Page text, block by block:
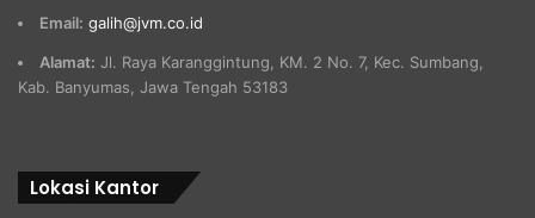
Email: galih@jvm.co.id
Alamat: Jl. Raya Karanggintung, KM. 2 No. 7, Kec. Sumbang,
Kab. Banyumas, Jawa Tengah 53183
Lokasi Kantor